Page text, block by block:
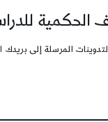
المرسلة إلى بريدك